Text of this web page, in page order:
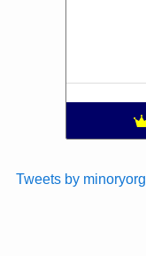
Tweets by minoryorg